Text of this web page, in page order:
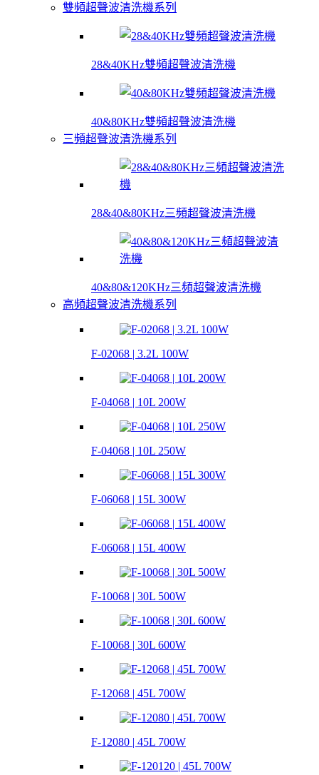
雙頻超聲波清洗機系列
28&40KHz雙頻超聲波清洗機
40&80KHz雙頻超聲波清洗機
三頻超聲波清洗機系列
28&40&80KHz三頻超聲波清洗機
40&80&120KHz三頻超聲波清洗機
高頻超聲波清洗機系列
F-02068 | 3.2L 100W
F-04068 | 10L 200W
F-04068 | 10L 250W
F-06068 | 15L 300W
F-06068 | 15L 400W
F-10068 | 30L 500W
F-10068 | 30L 600W
F-12068 | 45L 700W
F-12080 | 45L 700W